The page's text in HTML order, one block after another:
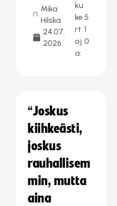
Mika
Hilska
24.07.
2026
ku
ke
rt
oj
a:
5
1
0
“Joskus
kiihkeästi,
joskus
rauhallisem
min, mutta
aina